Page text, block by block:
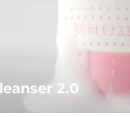
2.0